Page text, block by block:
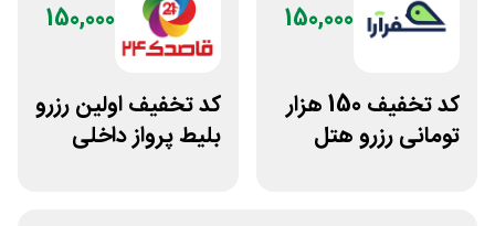
150,000
کد تخفیف 150 هزار
تومانی رزرو هتل
150,000
کد تخفیف اولین رزرو
بلیط پرواز داخلی